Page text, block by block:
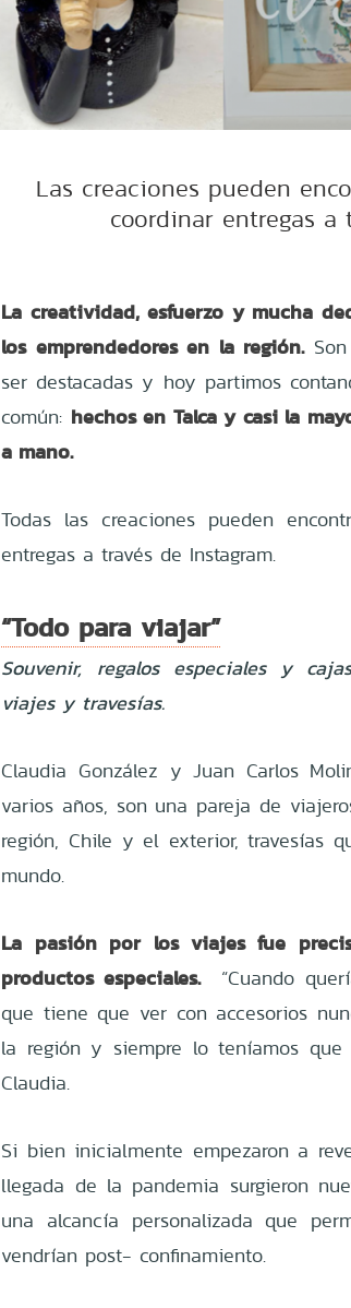
Las creaciones pueden
coordinar entregas a
La creatividad, esfuerzo y mucha
los emprendedores en la región.Son
ser destacadas y hoy partimos
común: hechos en Talca y casi la
a mano.
Todas las creaciones pueden
entregas a través de Instagram.
“Todo para viajar”
Souvenir, regalos especiales y
viajes y travesías.
Claudia González y Juan Carlos
varios años, son una pareja de
región, Chile y el exterior, travesías
mundo.
La pasión por los viajes fue
productos especiales.
“Cuando
que tiene que ver con accesorios
la región y siempre lo teníamos que
Claudia.
Si bien inicialmente empezaron a
llegada de la pandemia surgieron
una alcancía personalizada que
vendrían post- confinamiento.